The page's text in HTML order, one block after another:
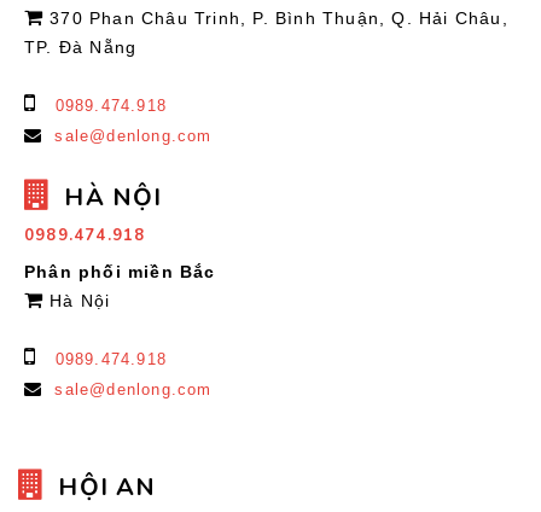
370 Phan Châu Trinh, P. Bình Thuận, Q. Hải Châu,
TP. Đà Nẵng
0989.474.918
sale@denlong.com
HÀ NỘI
0989.474.918
Phân phối miền Bắc
Hà Nội
0989.474.918
sale@denlong.com
HỘI AN